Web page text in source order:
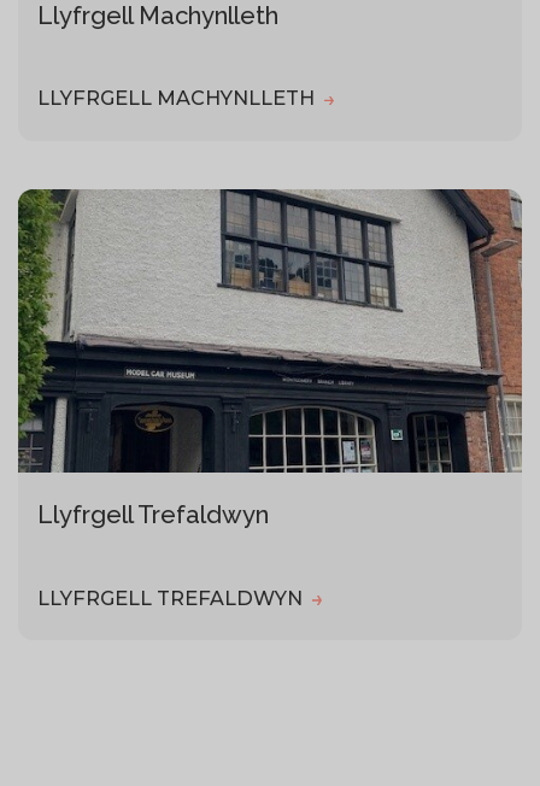
Llyfrgell Machynlleth
LLYFRGELL MACHYNLLETH
Llyfrgell Trefaldwyn
LLYFRGELL TREFALDWYN